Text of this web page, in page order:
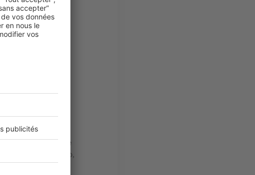
undîner
de
emblématiques
une bonne idée
(Art déco,